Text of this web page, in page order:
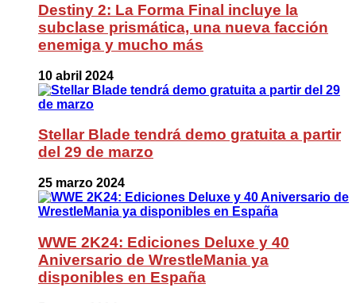
Destiny 2: La Forma Final incluye la
subclase prismática, una nueva facción
enemiga y mucho más
10 abril 2024
Stellar Blade tendrá demo gratuita a partir
del 29 de marzo
25 marzo 2024
WWE 2K24: Ediciones Deluxe y 40
Aniversario de WrestleMania ya
disponibles en España